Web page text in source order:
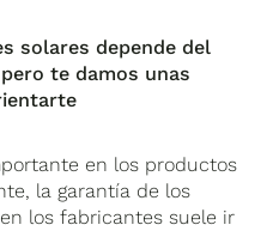
solares depende del
te damos unas
en los productos
la garantía de los
los fabricantes suele ir